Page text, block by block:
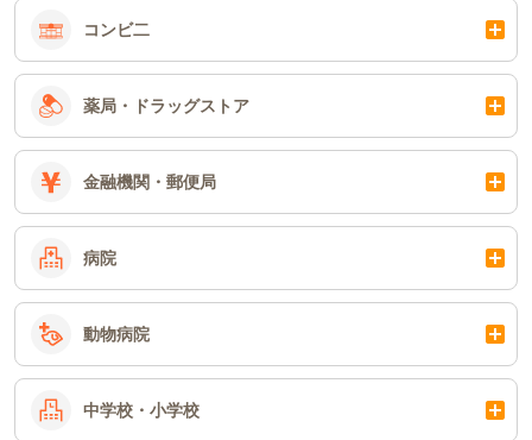
コンビ二
薬局・ドラッグストア
金融機関・郵便局
病院
動物病院
中学校・小学校